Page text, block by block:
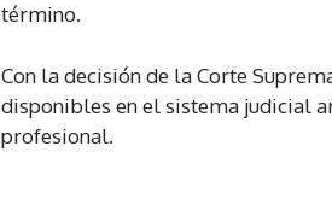
término.
Con la decisión de la Corte
disponibles en el sistema judicial
profesional.